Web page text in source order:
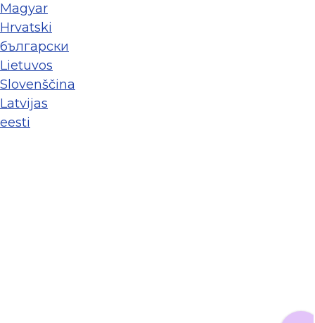
Magyar
Hrvatski
български
Lietuvos
Slovenščina
Latvijas
eesti